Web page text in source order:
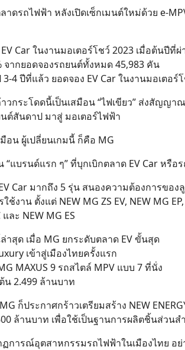
าดรถไฟฟ้า หลังเปิดเซ็กเมนต์ใหม่ด้วย e-
Car ในงานมอเตอร์โชว์ 2023 เมื่อต้นปีที่
จากยอดจองรถยนต์ทั้งหมด 45,983 คัน
4 ปีที่แล้ว ยอดจอง EV Car ในงานมอเตอร์
กระโดดนี้เป็นเสมือน “ไฟเขียว” ส่งสัญญา
นต์สันดาป มาสู่ มอเตอร์ไฟฟ้า
อน ผู้เปลี่ยนเกมนี้ ก็คือ MG
“แบรนด์แรก ๆ” ที่บุกเบิกตลาด EV Car หรือ
Car มากถึง 5 รุ่น สนองความต้องการของ
งาน ตั้งแต่ NEW MG ZS EV, NEW MG EP,
และ NEW MG ES
สุด เมื่อ MG ยกระดับตลาด EV ขั้นสุด
เข้าสู่เมืองไทยครั้งแรก
MAXUS 9 รถสไตล์ MPV แบบ 7 ที่นั่ง
น 2.499 ล้านบาท
ก็ประกาศกร้าวเตรียมสร้าง NEW
ล้านบาท เพื่อใช้เป็นฐานการผลิตชิ้นส่วนส
ฏการณ์อุตสาหกรรมรถไฟฟ้าในเมืองไทย อย่